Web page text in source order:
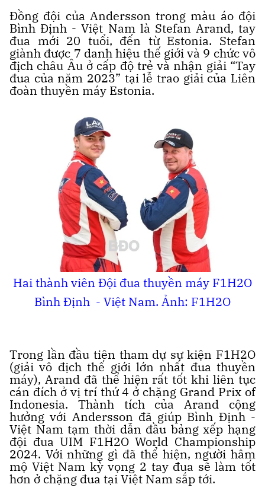
Đồng đội của Andersson trong màu áo đội
Bình Định - Việt Nam là Stefan Arand, tay
đua mới 20 tuổi, đến từ Estonia. Stefan
giành được 7 danh hiệu thế giới và 9 chức vô
địch châu Âu ở cấp độ trẻ và nhận giải “Tay
đua của năm 2023” tại lễ trao giải của Liên
đoàn thuyền máy Estonia.
Hai thành viên Đội đua thuyền máy F1H2O
Bình Định - Việt Nam. Ảnh: F1H2O
Trong lần đầu tiên tham dự sự kiện F1H2O
(giải vô địch thế giới lớn nhất đua thuyền
máy), Arand đã thể hiện rất tốt khi liên tục
cán đích ở vị trí thứ 4 ở chặng Grand Prix of
Indonesia. Thành tích của Arand cộng
hưởng với Andersson đã giúp Bình Định -
Việt Nam tạm thời dẫn đầu bảng xếp hạng
đội đua UIM F1H2O World Championship
2024. Với những gì đã thể hiện, người hâm
mộ Việt Nam kỳ vọng 2 tay đua sẽ làm tốt
hơn ở chặng đua tại Việt Nam sắp tới.